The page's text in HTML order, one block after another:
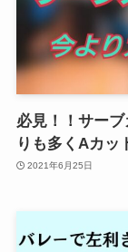
必見！！サー
りも多くAカッ
2021年6月25日